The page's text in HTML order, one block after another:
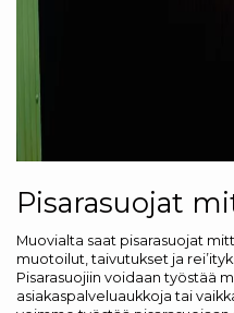
Pisarasuojat
Muovialta saat pisarasuojat
muotoilut, taivutukset ja
Pisarasuojiin voidaan työstää
asiakaspalveluaukkoja tai